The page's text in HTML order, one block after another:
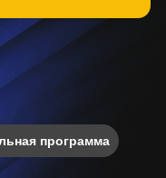
программа